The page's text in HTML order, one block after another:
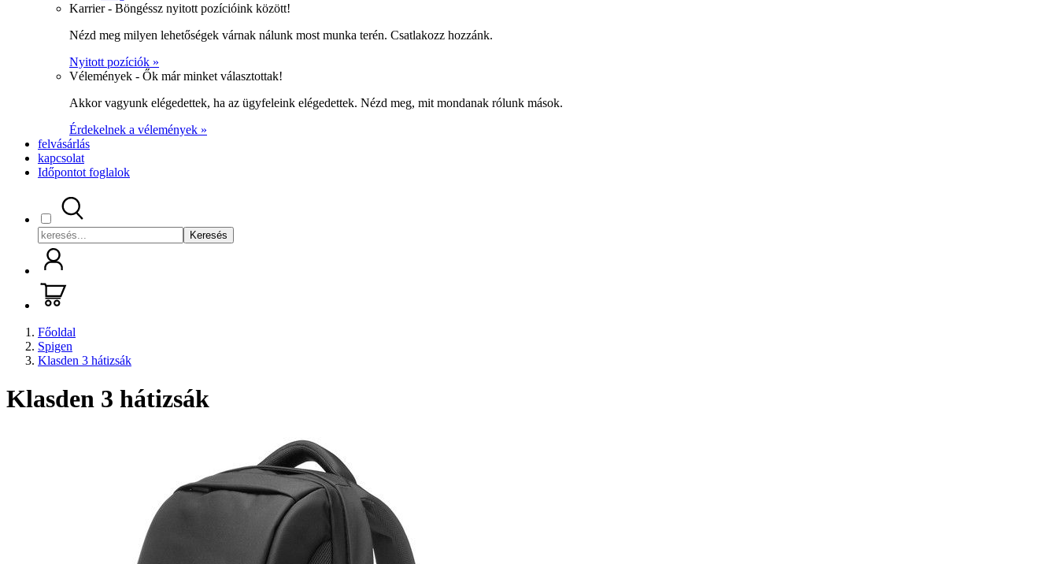
Karrier - Böngéssz nyitott pozícióink között!
Nézd meg milyen lehetőségek várnak nálunk most munka terén. Csatlakozz hozzánk.
Nyitott pozíciók »
Vélemények - Ők már minket választottak!
Akkor vagyunk elégedettek, ha az ügyfeleink elégedettek. Nézd meg, mit mondanak rólunk mások.
Érdekelnek a vélemények »
felvásárlás
kapcsolat
Időpontot foglalok
Keresés
Főoldal
Spigen
Klasden 3 hátizsák
Klasden 3 hátizsák